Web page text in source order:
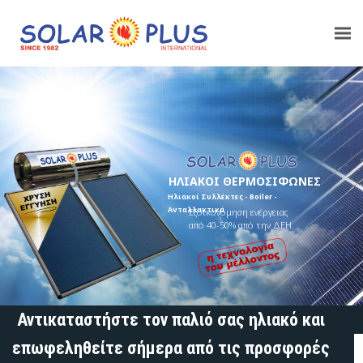
Αντικαταστήστε τον παλιό σας ηλιακό και
επωφεληθείτε σήμερα από τις προσφορές